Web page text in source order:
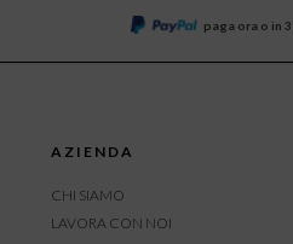
paga ora o in
AZIENDA
CHI SIAMO
LAVORA CON NOI